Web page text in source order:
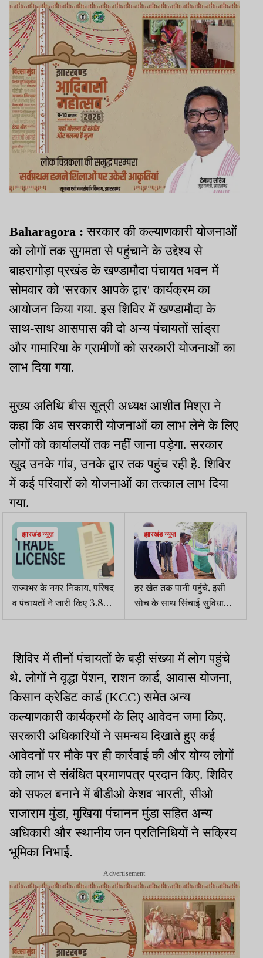
Baharagora : सरकार की कल्याणकारी योजनाओं
को लोगों तक सुगमता से पहुंचाने के उद्देश्य से
बाहरागोड़ा प्रखंड के खण्डामौदा पंचायत भवन में
सोमवार को 'सरकार आपके द्वार' कार्यक्रम का
आयोजन किया गया. इस शिविर में खण्डामौदा के
साथ-साथ आसपास की दो अन्य पंचायतों सांड्रा
और गामारिया के ग्रामीणों को सरकारी योजनाओं का
लाभ दिया गया.
मुख्य अतिथि बीस सूत्री अध्यक्ष आशीत मिश्रा ने
कहा कि अब सरकारी योजनाओं का लाभ लेने के लिए
लोगों को कार्यालयों तक नहीं जाना पड़ेगा. सरकार
खुद उनके गांव, उनके द्वार तक पहुंच रही है. शिविर
में कई परिवारों को योजनाओं का तत्काल लाभ दिया
गया.
झारखंड न्यूज़
राज्यभर के नगर निकाय, परिषद
व पंचायतों ने जारी किए 3.87
लाख ट्रेड लाइसेंस, राजस्व
झारखंड न्यूज़
हर खेत तक पानी पहुंचे, इसी
सोच के साथ सिंचाई सुविधाओं
का कर रहे विस्तारः सीएम
शिविर में तीनों पंचायतों के बड़ी संख्या में लोग पहुंचे
थे. लोगों ने वृद्धा पेंशन, राशन कार्ड, आवास योजना,
किसान क्रेडिट कार्ड (KCC) समेत अन्य
कल्याणकारी कार्यक्रमों के लिए आवेदन जमा किए.
सरकारी अधिकारियों ने समन्वय दिखाते हुए कई
आवेदनों पर मौके पर ही कार्रवाई की और योग्य लोगों
को लाभ से संबंधित प्रमाणपत्र प्रदान किए. शिविर
को सफल बनाने में बीडीओ केशव भारती, सीओ
राजाराम मुंडा, मुखिया पंचानन मुंडा सहित अन्य
अधिकारी और स्थानीय जन प्रतिनिधियों ने सक्रिय
भूमिका निभाई.
Advertisement